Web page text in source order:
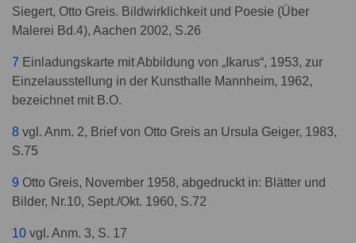
Siegert, Otto Greis. Bildwirklichkeit und Poesie (Über
Malerei Bd.4), Aachen 2002, S.26
7 Einladungskarte mit Abbildung von „Ikarus“, 1953, zur
Einzelausstellung in der Kunsthalle Mannheim, 1962,
bezeichnet mit B.O.
8 vgl. Anm. 2, Brief von Otto Greis an Ursula Geiger, 1983,
S.75
9 Otto Greis, November 1958, abgedruckt in: Blätter und
Bilder, Nr.10, Sept./Okt. 1960, S.72
10 vgl. Anm. 3, S. 17